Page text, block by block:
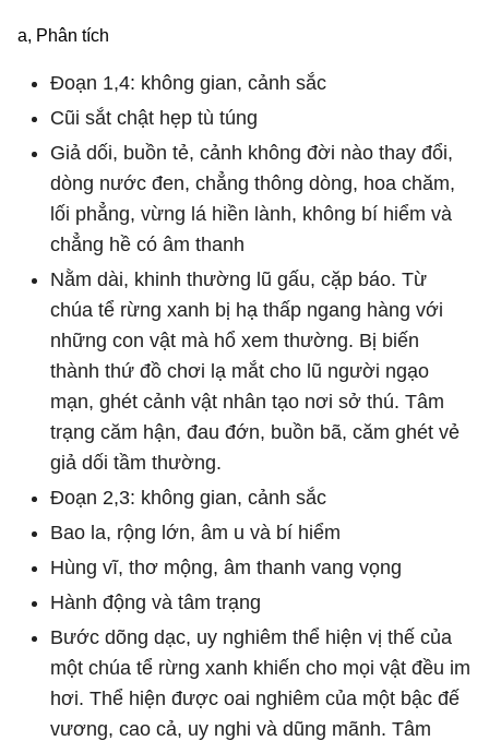
a, Phân tích
Đoạn 1,4: không gian, cảnh sắc
Cũi sắt chật hẹp tù túng
Giả dối, buồn tẻ, cảnh không đời nào thay đổi,
dòng nước đen, chẳng thông dòng, hoa chăm,
lối phẳng, vừng lá hiền lành, không bí hiểm và
chẳng hề có âm thanh
Nằm dài, khinh thường lũ gấu, cặp báo. Từ
chúa tể rừng xanh bị hạ thấp ngang hàng với
những con vật mà hổ xem thường. Bị biến
thành thứ đồ chơi lạ mắt cho lũ người ngạo
mạn, ghét cảnh vật nhân tạo nơi sở thú. Tâm
trạng căm hận, đau đớn, buồn bã, căm ghét vẻ
giả dối tầm thường.
Đoạn 2,3: không gian, cảnh sắc
Bao la, rộng lớn, âm u và bí hiểm
Hùng vĩ, thơ mộng, âm thanh vang vọng
Hành động và tâm trạng
Bước dõng dạc, uy nghiêm thể hiện vị thế của
một chúa tể rừng xanh khiến cho mọi vật đều im
hơi. Thể hiện được oai nghiêm của một bậc đế
vương, cao cả, uy nghi và dũng mãnh. Tâm